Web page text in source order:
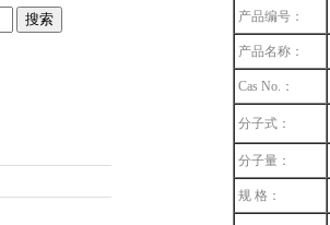
产品编号：
产品名称：
Cas No.：
分子式：
分子量：
规 格：